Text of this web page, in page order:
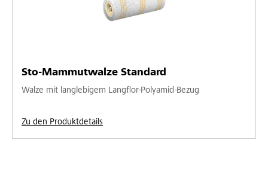
Sto-Mammutwalze Standard
Walze mit langlebigem Langflor-Polyamid-Bezug
Zu den Produktdetails